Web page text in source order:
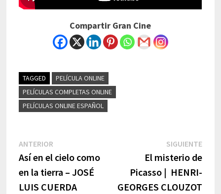
Compartir Gran Cine
TAGGED
PELÍCULA ONLINE
PELÍCULAS COMPLETAS ONLINE
PELÍCULAS ONLINE ESPAÑOL
Navegación
de
entradas
ANTERIOR
post:
Así en el cielo como
en la tierra – JOSÉ
LUIS CUERDA
SIGUIENTENext
post:
El misterio de
Picasso | HENRI-
GEORGES CLOUZOT